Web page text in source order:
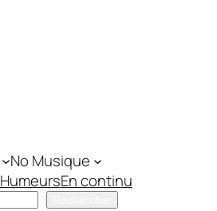
No Musique
HumeursEn continu